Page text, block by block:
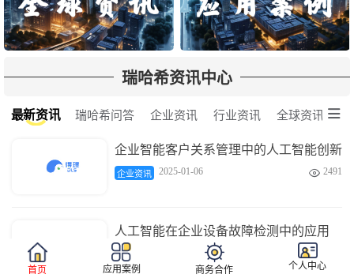
瑞哈希资讯中心
最新资讯 瑞哈希问答 企业资讯 行业资讯 全球资讯 
企业智能客户关系管理中的人工智能创新
企业资讯 2025-01-06  2491
人工智能在企业设备故障检测中的应用
企业资讯 
首页
应用案例 商务合作 个人中心